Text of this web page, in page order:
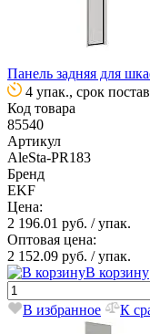
Панель задняя для
4 упак., срок
Код товара
85540
Артикул
AleSta-PR183
Бренд
EKF
Цена:
2 196.01 руб. / упак.
Оптовая цена:
2 152.09 руб. / упак.
В корзину
В избранное К